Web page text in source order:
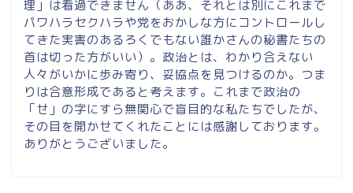
理」は看過できません（ああ、それとは別にこれまで
パワハラセクハラや党をおかしな方にコントロールし
てきた実害のあるろくでもない誰かさんの秘書たちの
首は切った方がいい）。政治とは、わかり合えない
人々がいかに歩み寄り、妥協点を見つけるのか。つま
りは合意形成であると考えます。これまで政治の
「せ」の字にすら無関心で盲目的な私たちでしたが、
その目を開かせてくれたことには感謝しております。
ありがとうございました。